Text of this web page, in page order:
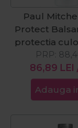
Paul
Protect
protectia
86,89 LEI
PRP:
Adauga